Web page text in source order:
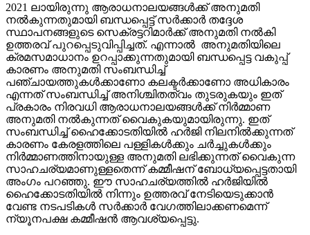
2021 ലായിരുന്നു ആരാധനാലയങ്ങള്‍ക്ക് അനുമതി
നല്‍കുന്നതുമായി ബന്ധപ്പെട്ട് സര്‍ക്കാര്‍ തദ്ദേശ
സ്ഥാപനങ്ങളുടെ സെക്രട്ടറിമാര്‍ക്ക് അനുമതി നല്‍കി
ഉത്തരവ് പുറപ്പെടുവിപ്പിച്ചത്. എന്നാല്‍ അനുമതിയിലെ
ക്രമസമാധാനം ഉറപ്പാക്കുന്നതുമായി ബന്ധപ്പെട്ട വകുപ്പ്
കാരണം അനുമതി സംബന്ധിച്ച്
പഞ്ചായത്തുകള്‍ക്കാണോ കലക്ടര്‍ക്കാണോ അധികാരം
എന്നത് സംബന്ധിച്ച് അനിശ്ചിതത്വം തുടരുകയും ഇത്
പ്രകാരം നിരവധി ആരാധനാലയങ്ങള്‍ക്ക് നിര്‍മ്മാണ
അനുമതി നല്‍കുന്നത് വൈകുകയുമായിരുന്നു. ഇത്
സംബന്ധിച്ച് ഹൈക്കോടതിയില്‍ ഹർജി നിലനില്‍ക്കുന്നത്
കാരണം കേരളത്തിലെ പള്ളികള്‍ക്കും ചര്‍ച്ചുകള്‍ക്കും
നിര്‍മ്മാണത്തിനായുള്ള അനുമതി ലഭിക്കുന്നത് വൈകുന്ന
സാഹചര്യമാണുള്ളതെന്ന് കമ്മീഷന് ബോധ്യപ്പെട്ടതായി
അംഗം പറഞ്ഞു. ഈ സാഹചര്യത്തില്‍ ഹർജിയിൽ
ഹൈക്കോടതിയില്‍ നിന്നും ഉത്തരവ് നേടിയെടുക്കാന്‍
വേണ്ട നടപടികള്‍ സര്‍ക്കാര്‍ വേഗത്തിലാക്കണമെന്ന്
ന്യൂനപക്ഷ കമ്മീഷന്‍ ആവശ്യപ്പെട്ടു.